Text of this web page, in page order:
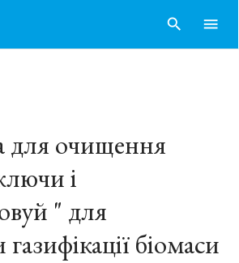
search menu
для очищення
і
" для
біомаси